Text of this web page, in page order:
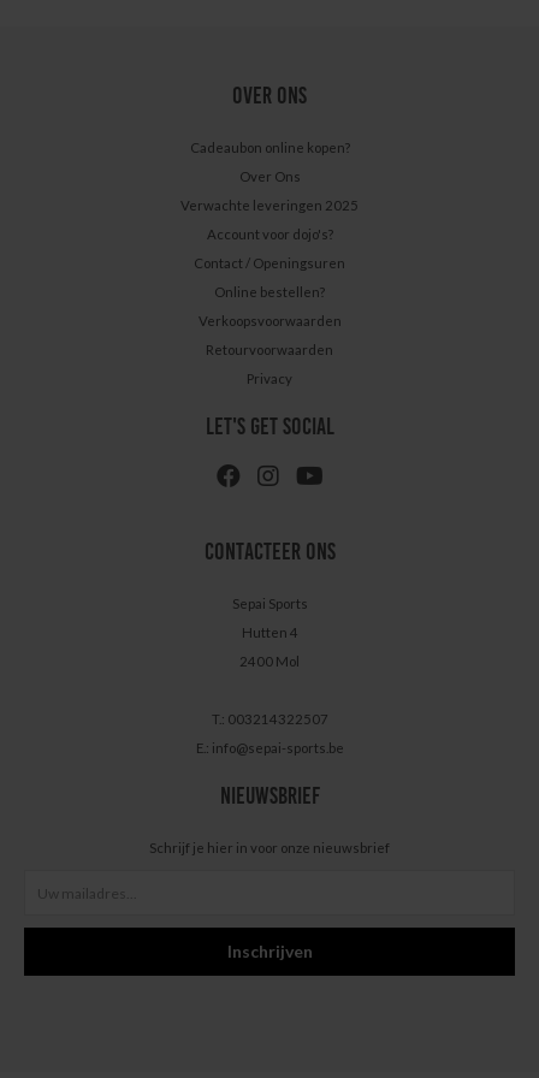
OVER ONS
Cadeaubon online kopen?
Over Ons
Verwachte leveringen 2025
Account voor dojo's?
Contact / Openingsuren
Online bestellen?
Verkoopsvoorwaarden
Retourvoorwaarden
Privacy
LET'S GET SOCIAL
CONTACTEER ONS
Sepai Sports
Hutten 4
2400 Mol
T.: 003214322507
E.: info@sepai-sports.be
NIEUWSBRIEF
Schrijf je hier in voor onze nieuwsbrief
Inschrijven